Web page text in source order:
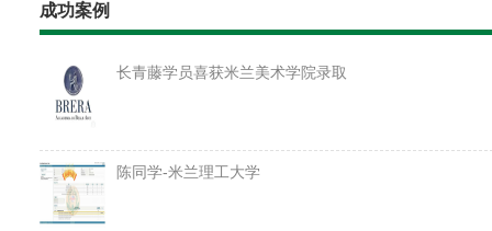
成功案例
长青藤学员喜获米兰美术学院录取
陈同学-米兰理工大学